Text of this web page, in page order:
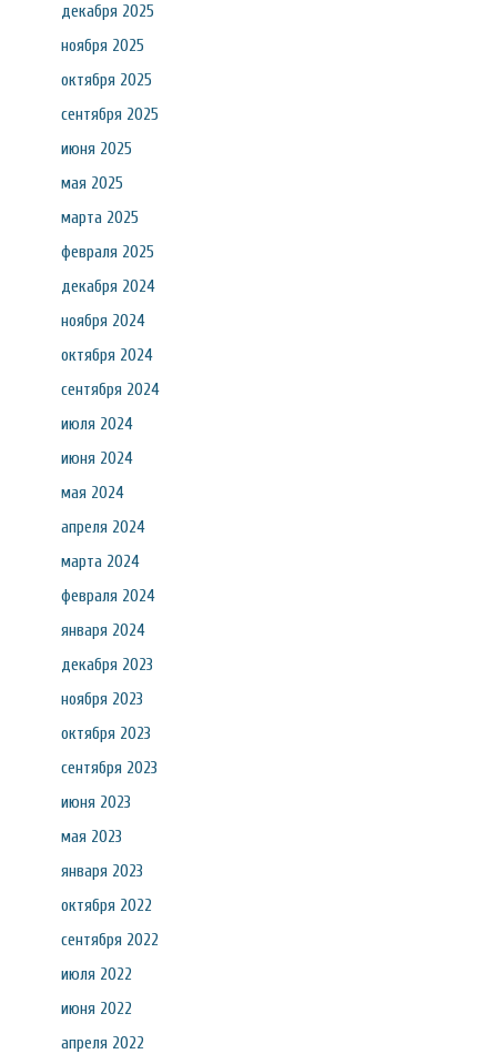
декабря 2025
ноября 2025
октября 2025
сентября 2025
июня 2025
мая 2025
марта 2025
февраля 2025
декабря 2024
ноября 2024
октября 2024
сентября 2024
июля 2024
июня 2024
мая 2024
апреля 2024
марта 2024
февраля 2024
января 2024
декабря 2023
ноября 2023
октября 2023
сентября 2023
июня 2023
мая 2023
января 2023
октября 2022
сентября 2022
июля 2022
июня 2022
апреля 2022